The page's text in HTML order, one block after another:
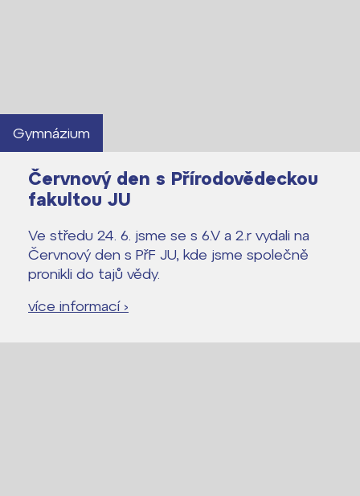
Gymnázium
Červnový den s Přírodovědeckou
fakultou JU
Ve středu 24. 6. jsme se s 6.V a 2.r vydali na
Červnový den s PřF JU, kde jsme společně
pronikli do tajů vědy.
více informací ›